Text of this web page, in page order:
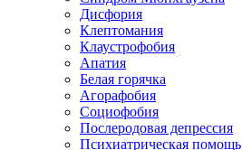
Дисфория
Клептомания
Клаустрофобия
Апатия
Белая горячка
Агорафобия
Социофобия
Послеродовая депрессия
Психиатрическая помощь